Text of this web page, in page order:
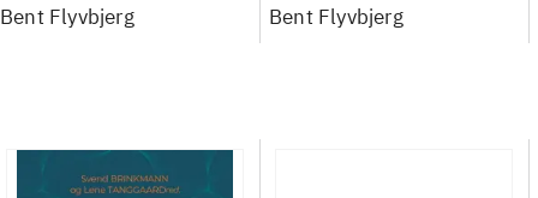
konkretes videnskab
Bent Flyvbjerg
konkretes videnskab
Bent Flyvbjerg